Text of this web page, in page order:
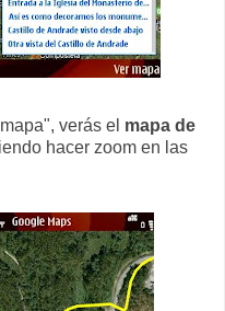
verás el mapa de
hacer zoom en las